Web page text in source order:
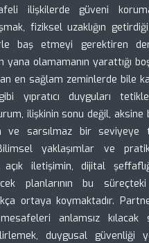
ilişkilerde güveni
fiziksel uzaklığın
baş etmeyi gerektiren
yana olamamanın yarattığı
en sağlam zeminlerde bile
yıpratıcı duyguları
ilişkinin sonu değil, aksine
ve sarsılmaz bir seviyeye
Bilimsel yaklaşımlar ve
açık iletişimin, dijital
planlarının bu
ortaya koymaktadır.
anlamsız kılacak
duygusal güvenliği